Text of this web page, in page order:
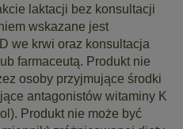
laktacji bez konsultacji
wskazane jest
we krwi oraz konsultacja
farmaceutą. Produkt nie
osoby przyjmujące środki
antagonistów witaminy K
Produkt nie może być